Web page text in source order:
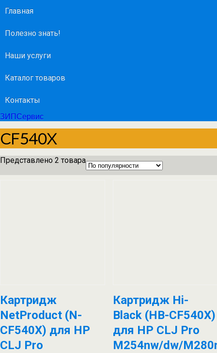
Главная
Полезно знать!
Наши услуги
Каталог товаров
Контакты
ЗИПСервис
CF540X
Представлено 2 товара
Картридж
NetProduct (N-
CF540X) для HP
CLJ Pro
Картридж Hi-
Black (HB-CF540X)
для HP CLJ Pro
M254nw/dw/